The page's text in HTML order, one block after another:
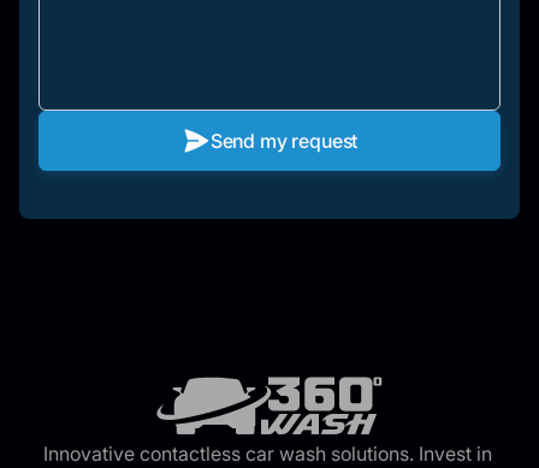
Send my request
Innovative contactless car wash solutions. Invest in